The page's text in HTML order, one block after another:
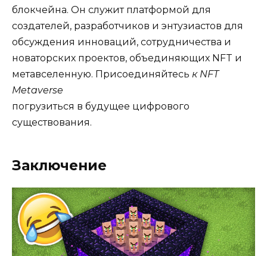
блокчейна. Он служит платформой для
создателей, разработчиков и энтузиастов для
обсуждения инноваций, сотрудничества и
новаторских проектов, объединяющих NFT и
метавселенную. Присоединяйтесь к NFT
Metaverse
погрузиться в будущее цифрового
существования.
Заключение